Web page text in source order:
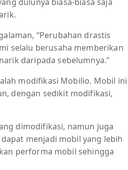
“Perubahan drastis
selalu berusaha memberikan
daripada sebelumnya.”
modifikasi Mobilio. Mobil ini
dengan sedikit modifikasi,
dimodifikasi, namun juga
menjadi mobil yang lebih
performa mobil sehingga